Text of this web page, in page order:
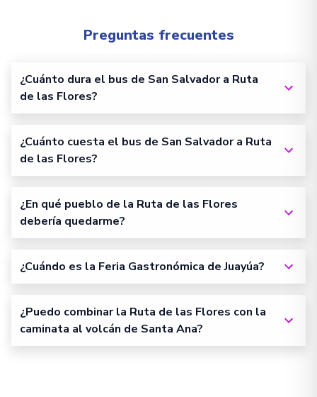
Preguntas frecuentes
¿Cuánto dura el bus de San Salvador a Ruta
de las Flores?
¿Cuánto cuesta el bus de San Salvador a Ruta
de las Flores?
¿En qué pueblo de la Ruta de las Flores
debería quedarme?
¿Cuándo es la Feria Gastronómica de Juayúa?
¿Puedo combinar la Ruta de las Flores con la
caminata al volcán de Santa Ana?